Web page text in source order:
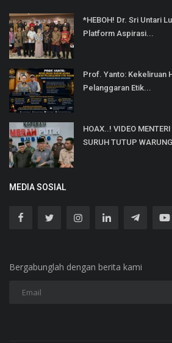
*HEBOH! Dr. Sri Untari
Platform Aspirasi...
Prof. Yanto: Kekeliruan
Pelanggaran Etik...
HOAX..! VIDEO
SURUH TUTUP
MEDIA SOSIAL
Bergabunglah dengan berita kami